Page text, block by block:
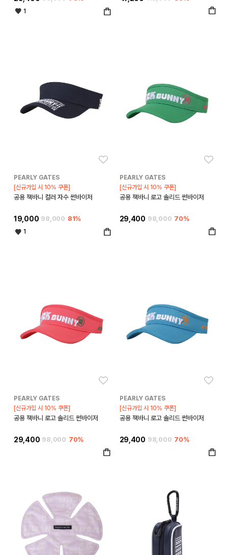
1
PEARLY GATES
[신규가입 시 10% 쿠폰]
공용 잭바니 컬러 자수 썬바이저
19,000 98,000 81%
1
PEARLY GATES
[신규가입 시 10% 쿠폰]
공용 잭바니 로고 솔리드 썬바이저
29,400 98,000 70%
PEARLY GATES
[신규가입 시 10% 쿠폰]
공용 잭바니 로고 솔리드 썬바이저
29,400 98,000 70%
PEARLY GATES
[신규가입 시 10% 쿠폰]
공용 잭바니 로고 솔리드 썬바이저
29,400 98,000 70%